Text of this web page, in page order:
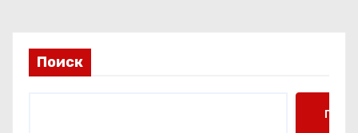
иПоиск
Поиск